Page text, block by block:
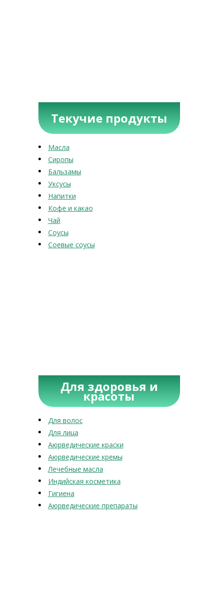
Текучие продукты
Масла
Сиропы
Бальзамы
Уксусы
Напитки
Кофе и какао
Чай
Соусы
Соевые соусы
Для здоровья и
красоты
Для волос
Для лица
Аюрведические краски
Аюрведические кремы
Лечебные масла
Индийская косметика
Гигиена
Аюрведические препараты